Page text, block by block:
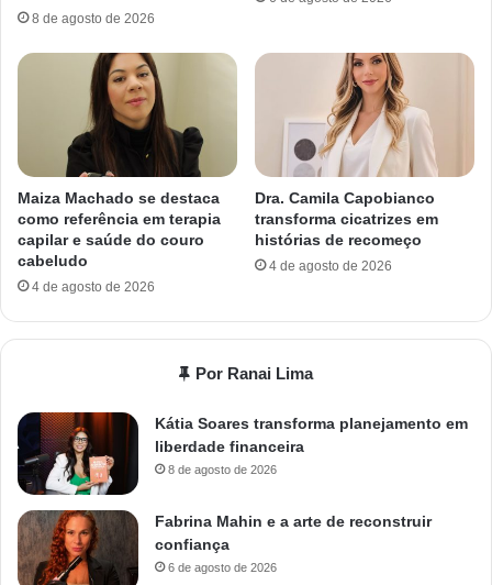
8 de agosto de 2026
Maiza Machado se destaca
como referência em terapia
capilar e saúde do couro
cabeludo
4 de agosto de 2026
Dra. Camila Capobianco
transforma cicatrizes em
histórias de recomeço
4 de agosto de 2026
Por Ranai Lima
Kátia Soares transforma planejamento em
liberdade financeira
8 de agosto de 2026
Fabrina Mahin e a arte de reconstruir
confiança
6 de agosto de 2026